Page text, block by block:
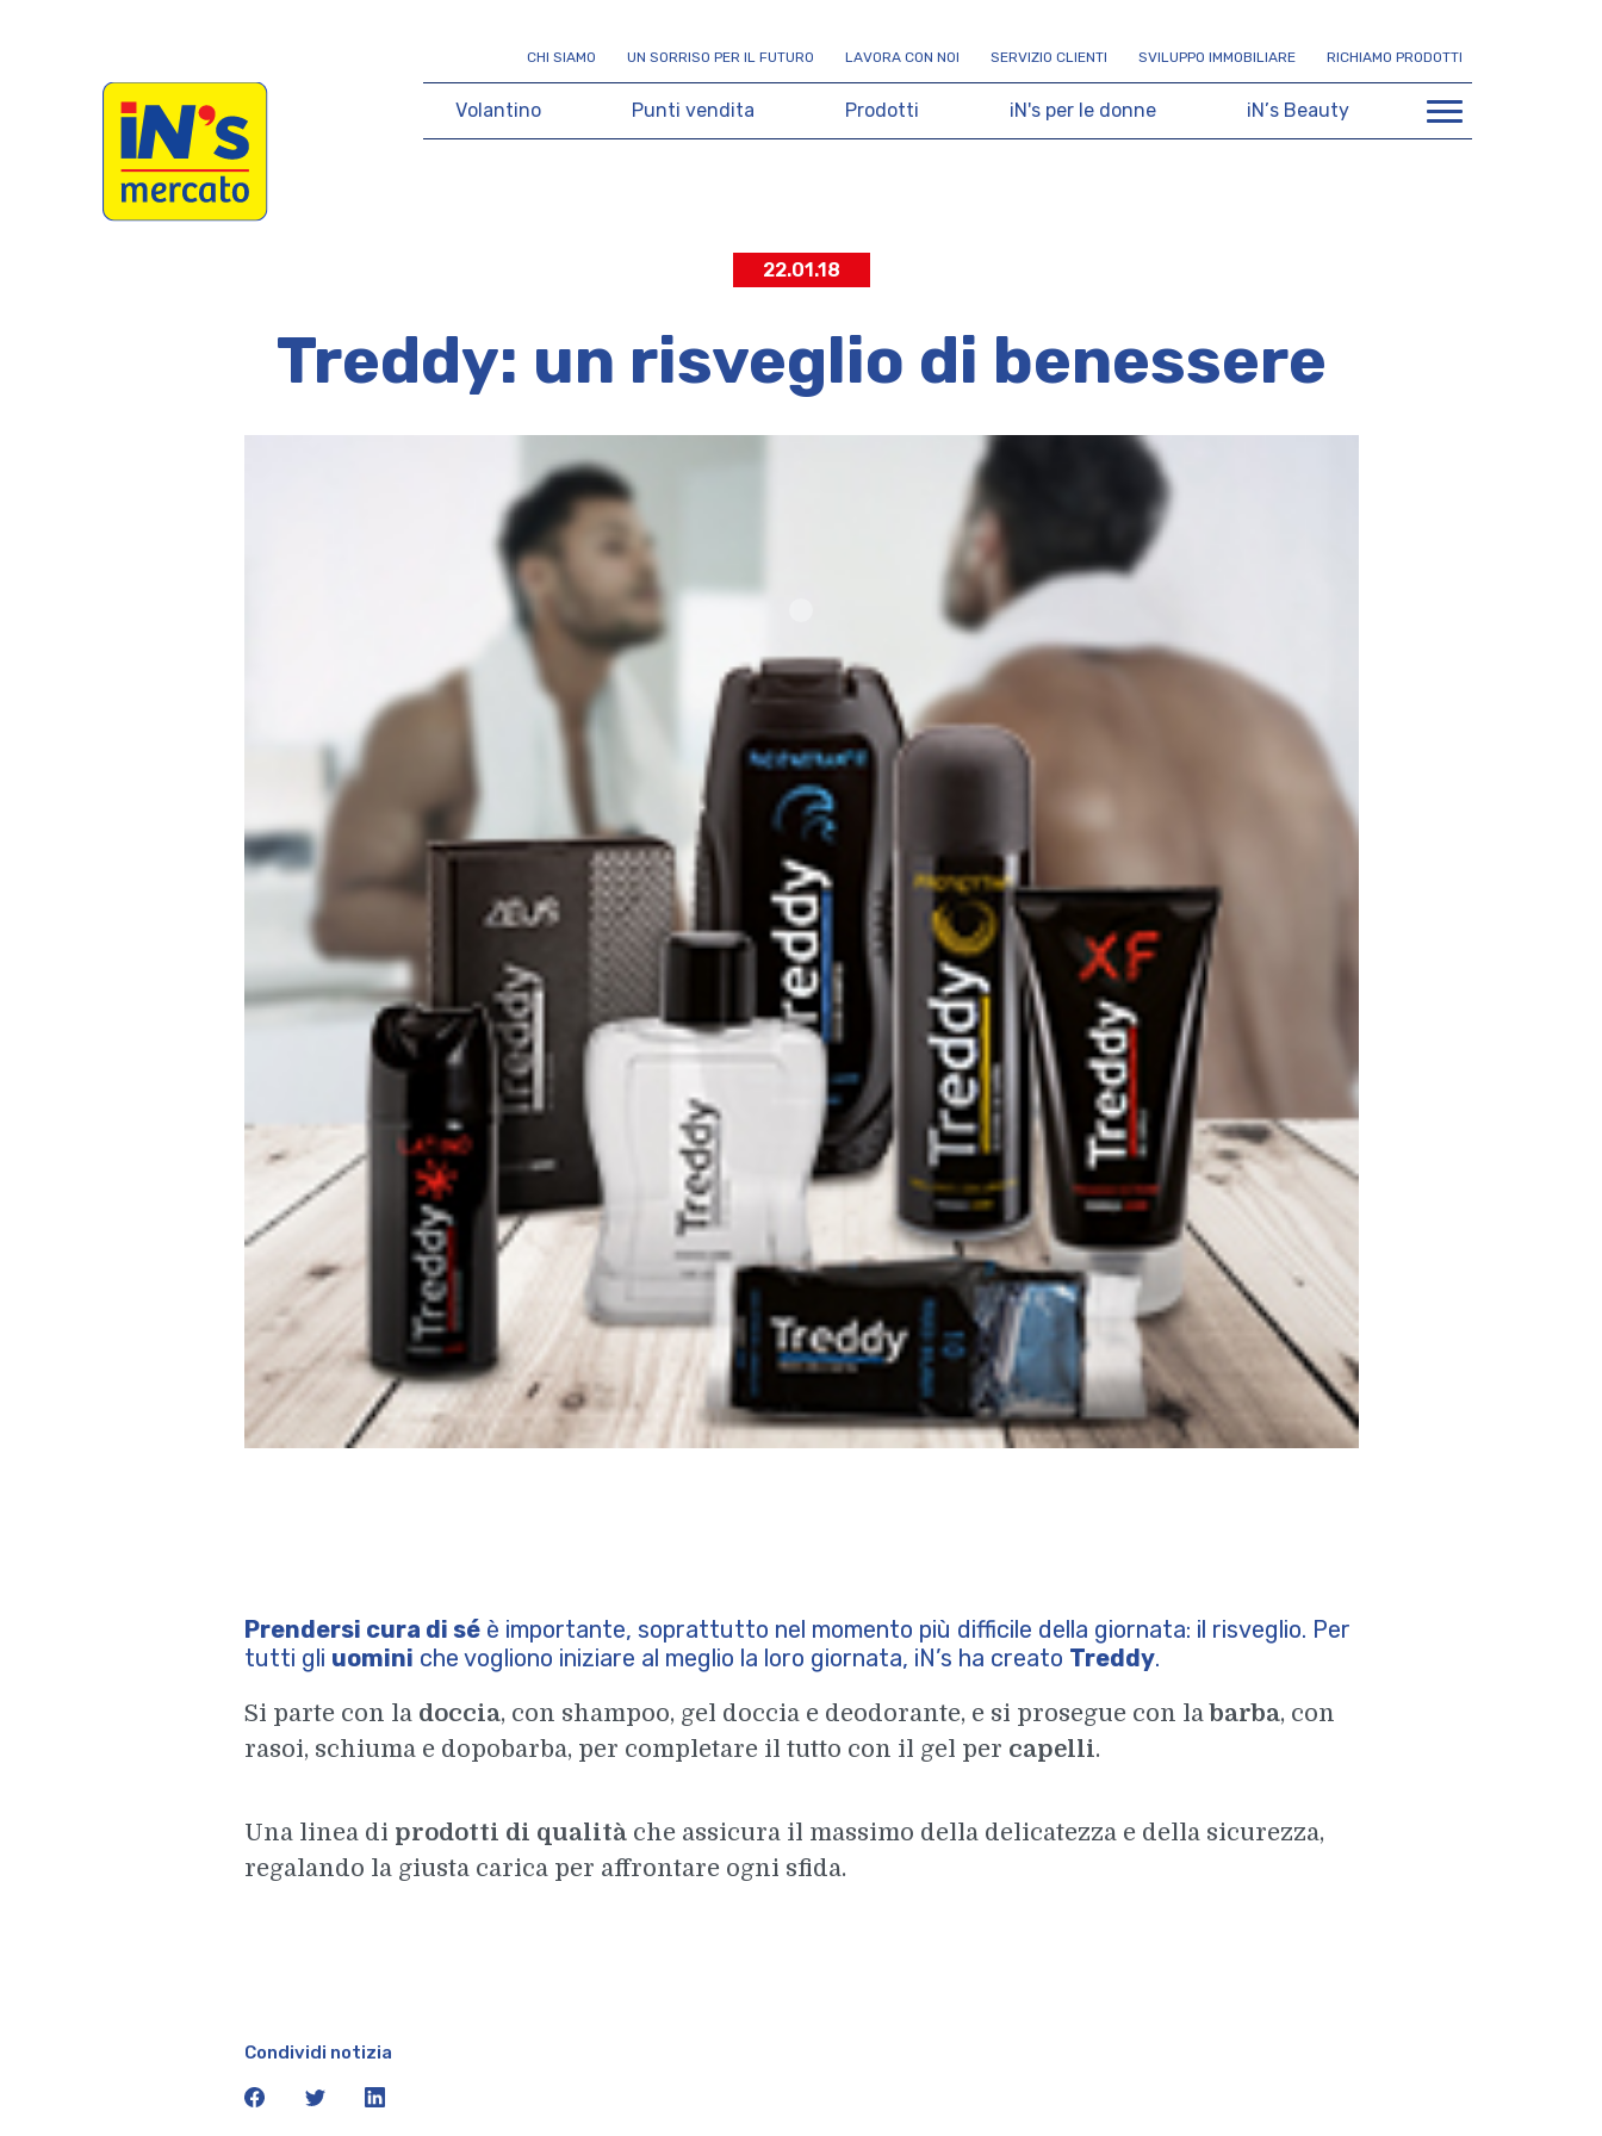
iN's Mercato
CHI SIAMO UN SORRISO PER IL FUTURO LAVORA CON NOI SERVIZIO CLIENTI SVILUPPO IMMOBILIARE RICHIAMO PRODOTTI
Volantino Punti vendita Prodotti iN's per le donne iN’s Beauty
22.01.18
Treddy: un risveglio di benessere
Prendersi cura di séè importante, soprattutto nel momento più difficile della giornata: il risveglio. Per
tutti gli uomini che vogliono iniziare al meglio la loro giornata, iN’s ha creato Treddy.
Si parte con la doccia, con shampoo, gel doccia e deodorante, e si prosegue con labarba, con
rasoi, schiuma e dopobarba, per completare il tutto con il gel per capelli.
Una linea di prodotti di qualitàche assicura il massimo della delicatezza e della sicurezza,
regalando la giusta carica per affrontare ogni sfida.
Condividi notizia
facebooktwitter